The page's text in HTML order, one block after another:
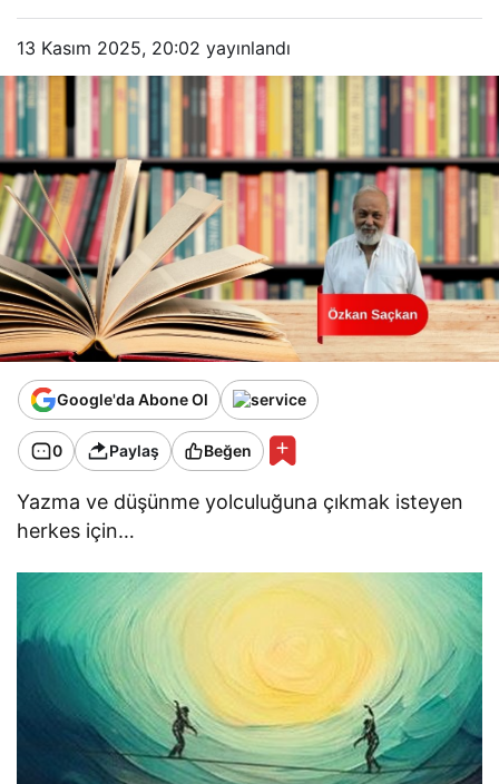
13 Kasım 2025, 20:02 yayınlandı
Google'da Abone Ol
0 Paylaş Beğen
Yazma ve düşünme yolculuğuna çıkmak isteyen
herkes için…